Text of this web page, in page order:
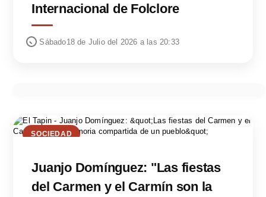
Internacional de Folclore
Sábado18 de Julio del 2026 a las 20:33
SOCIEDAD
Juanjo Domínguez: "Las fiestas
del Carmen y el Carmín son la